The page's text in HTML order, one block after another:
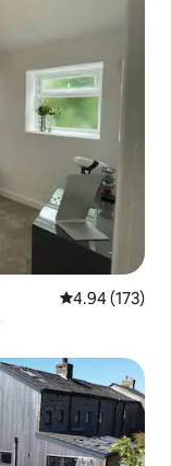
Penarafan
4.94 (173)